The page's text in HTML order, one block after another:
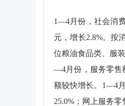
1—4月份，社会消
元，增长2.8%。按
位粮油食品类、服
—4月份，服务零售
额较快增长。 1—4
25.0% ；网上服务零